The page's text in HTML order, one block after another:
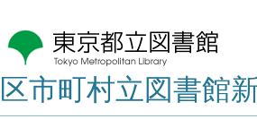
区市町村立図書館